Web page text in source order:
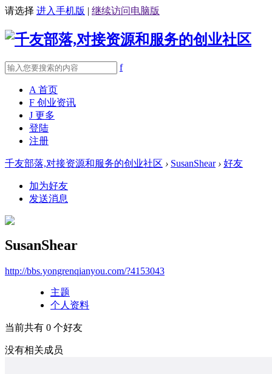
请选择 进入手机版 | 继续访问电脑版
f
A 首页
F 创业资讯
J 更多
登陆
注册
千友部落,对接资源和服务的创业社区 › SusanShear › 好友
加为好友
发送消息
SusanShear
http://bbs.yongrenqianyou.com/?4153043
主题
个人资料
当前共有 0 个好友
没有相关成员